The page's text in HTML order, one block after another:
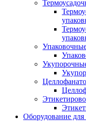
Оборудование